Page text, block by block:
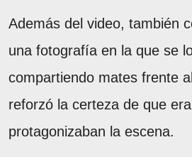
Además del video, también
una fotografía en la que se
compartiendo mates frente
reforzó la certeza de que
protagonizaban la escena.